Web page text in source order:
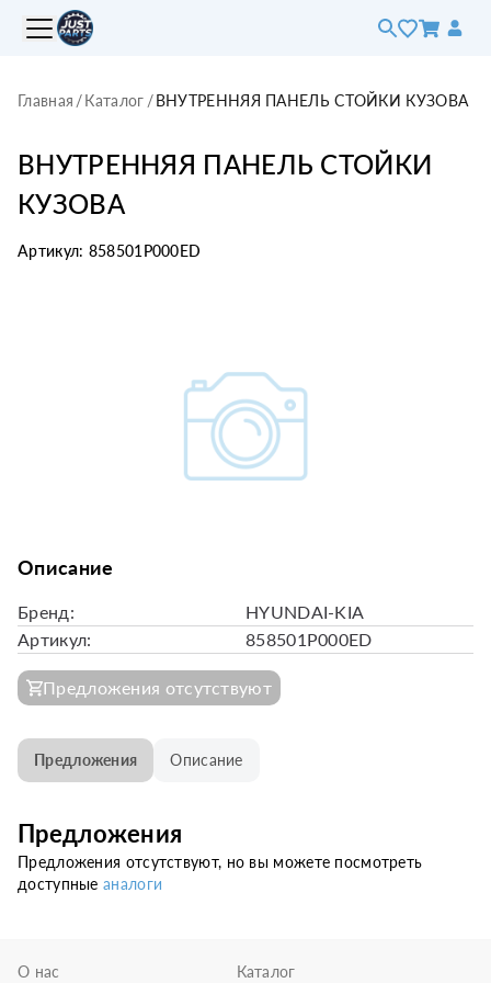
Главная /Каталог /ВНУТРЕННЯЯ ПАНЕЛЬ СТОЙКИ КУЗОВА
ВНУТРЕННЯЯ ПАНЕЛЬ СТОЙКИ
КУЗОВА
Артикул: 858501P000ED
Описание
Бренд:
HYUNDAI-KIA
Артикул:
858501P000ED
Предложения отсутствуют
Предложения Описание
Предложения
Предложения отсутствуют, но вы можете посмотреть
доступныеаналоги
О нас
Каталог